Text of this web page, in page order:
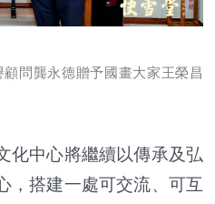
問龔永德贈予國畫大家王榮昌
中心將繼續以傳承及弘
，搭建一處可交流、可互